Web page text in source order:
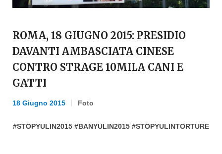
ROMA, 18 GIUGNO 2015: PRESIDIO
DAVANTI AMBASCIATA CINESE
CONTRO STRAGE 10MILA CANI E
GATTI
18 Giugno 2015 Foto
#STOPYULIN2015 #BANYULIN2015 #STOPYULINTORTURE